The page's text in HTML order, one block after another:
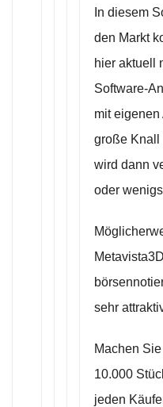
In diesem
den Markt
hier aktuell
Software-
mit
große Knall
wird dann
oder
sehr
Machen
10.000
jeden